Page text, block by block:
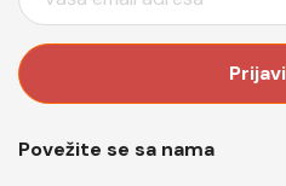
M
I
D
Povežite se sa nama